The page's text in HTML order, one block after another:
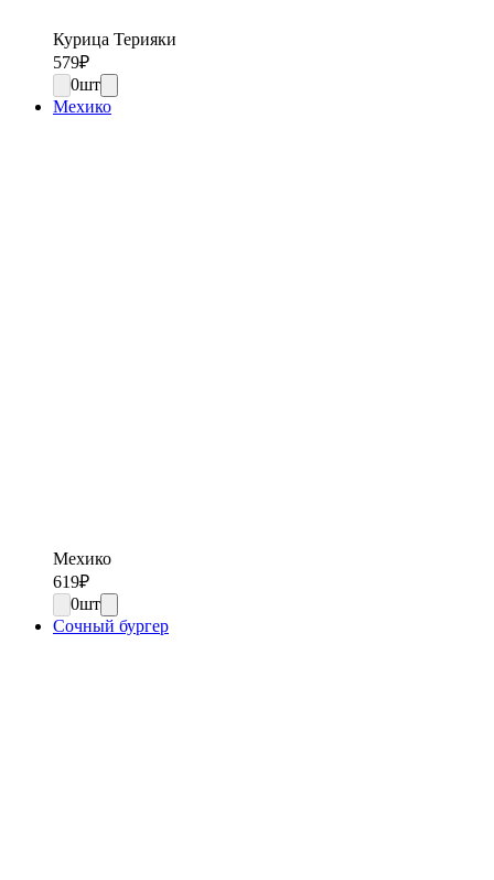
Курица Терияки
579₽
0шт
Мехико
Мехико
619₽
0шт
Сочный бургер